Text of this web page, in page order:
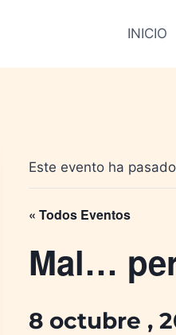
INICIO
Este evento ha
« Todos Eventos
Mal…
8 octubre ,